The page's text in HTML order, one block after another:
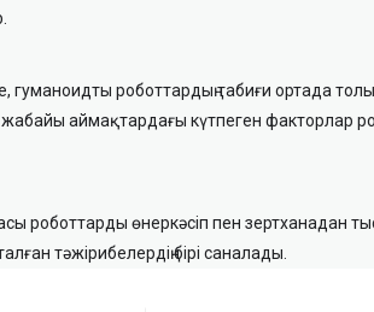
гуманоидты роботтардың табиғи ортада
аймақтардағы күтпеген факторлар
роботтарды өнеркәсіп пен зертханадан
тәжірибелердің бірі саналады.